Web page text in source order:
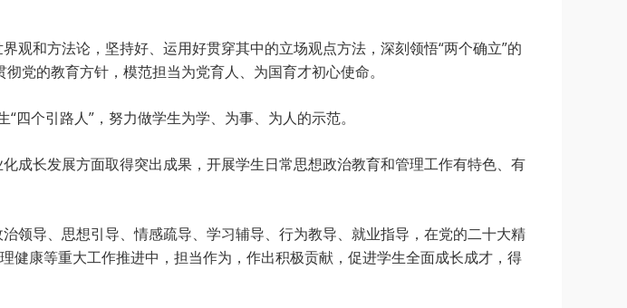
观和方法论，坚持好、运用好贯穿其中的立场观点方法，深刻领悟“两个确立”的
党的教育方针，模范担当为党育人、为国育才初心使命。
四个引路人”，努力做学生为学、为事、为人的示范。
成长发展方面取得突出成果，开展学生日常思想政治教育和管理工作有特色、有
领导、思想引导、情感疏导、学习辅导、行为教导、就业指导，在党的二十大精
健康等重大工作推进中，担当作为，作出积极贡献，促进学生全面成长成才，得